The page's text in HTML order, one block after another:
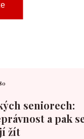
seniorech:
a pak
žít